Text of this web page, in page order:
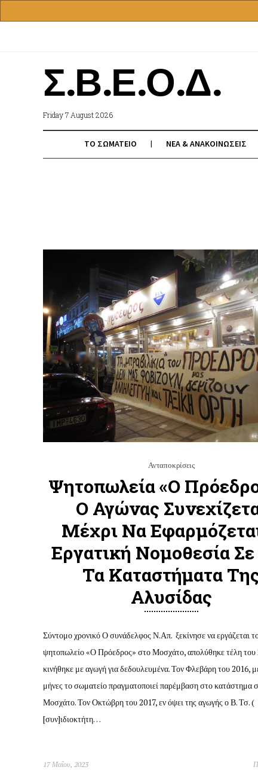
Σ.Β.Ε.Ο.Δ.
Friday 7 August 2026
ΤΟ ΣΩΜΑΤΕΙΟ ΝΕΑ & ΑΝΑΚΟΙΝΩΣΕΙΣ
Ανταποκρίσεις
Ψητοπωλεία «Ο
Ο Αγώνας
Μέχρι Να
Εργατική Νομοθεσία
Τα Καταστήματα
Αλυσίδας
Σύντομο χρονικό Ο συνάδελφος Ν.Απ. ξεκίνησε να εργάζεται
ψητοπωλείο «Ο Πρόεδρος» στο Μοσχάτο, απολύθηκε τέλη του
κινήθηκε με αγωγή για δεδουλευμένα. Τον Φλεβάρη του 2016,
μήνες το σωματείο πραγματοποιεί παρέμβαση στο κατάστημα
Μοσχάτο. Τον Οκτώβρη του 2017, εν όψει της αγωγής ο Β. Τσ. (
[συν]ιδιοκτήτη…
17 Μαΐου, 2023